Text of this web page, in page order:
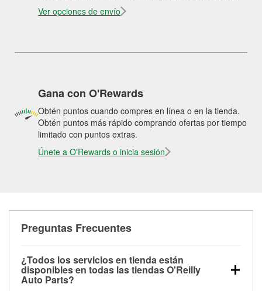
Ver opciones de envío
Gana con O'Rewards
Obtén puntos cuando compres en línea o en la tienda.
Obtén puntos más rápido comprando ofertas por tiempo
limitado con puntos extras.
Únete a O'Rewards o inicia sesión
Preguntas Frecuentes
¿Todos los servicios en tienda están
disponibles en todas las tiendas O'Reilly
Auto Parts?